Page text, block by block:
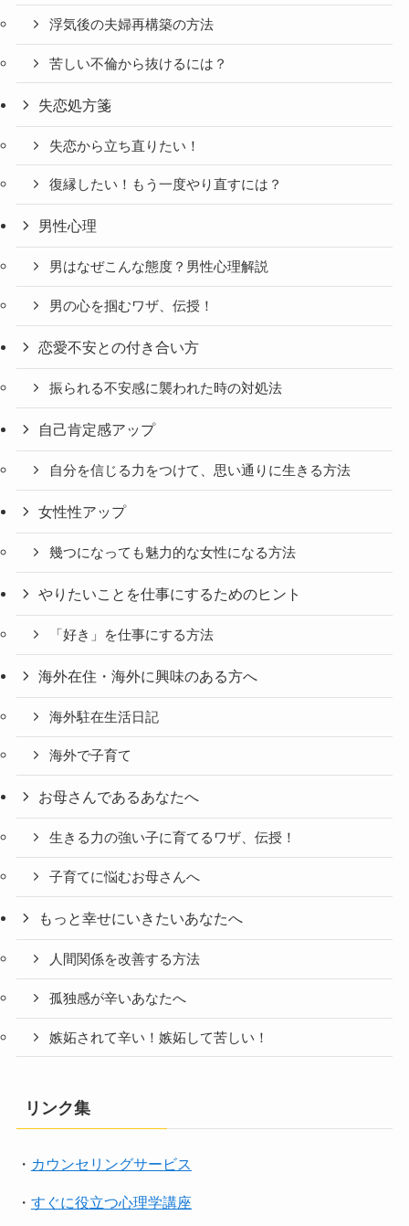
浮気後の夫婦再構築の方法
苦しい不倫から抜けるには？
失恋処方箋
失恋から立ち直りたい！
復縁したい！もう一度やり直すには？
男性心理
男はなぜこんな態度？男性心理解説
男の心を掴むワザ、伝授！
恋愛不安との付き合い方
振られる不安感に襲われた時の対処法
自己肯定感アップ
自分を信じる力をつけて、思い通りに生きる方法
女性性アップ
幾つになっても魅力的な女性になる方法
やりたいことを仕事にするためのヒント
「好き」を仕事にする方法
海外在住・海外に興味のある方へ
海外駐在生活日記
海外で子育て
お母さんであるあなたへ
生きる力の強い子に育てるワザ、伝授！
子育てに悩むお母さんへ
もっと幸せにいきたいあなたへ
人間関係を改善する方法
孤独感が辛いあなたへ
嫉妬されて辛い！嫉妬して苦しい！
リンク集
・ カウンセリングサービス
・ すぐに役立つ心理学講座